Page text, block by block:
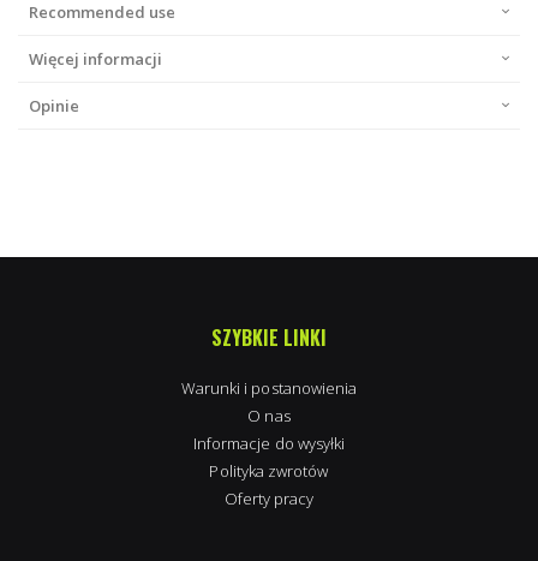
Recommended use
Więcej informacji
Opinie
SZYBKIE LINKI
Warunki i postanowienia
O nas
Informacje do wysyłki
Polityka zwrotów
Oferty pracy